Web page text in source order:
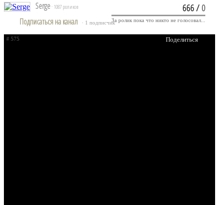
Serge · 1087 роликов
Подписаться на канал · 1 подписчик
# 575 Поделиться
666/0
За ролик пока что никто не голосовал...